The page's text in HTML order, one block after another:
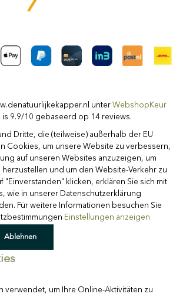
unter WebshopKeur
is 9.9/10 gebaseerd op 14 reviews.
Dritte, die (teilweise) außerhalb der EU
Cookies, um unsere Website zu verbessern,
auf unseren Websites anzuzeigen, um
herzustellen und um den Website-Verkehr zu
"Einverstanden" klicken, erklären Sie sich mit
wie in unserer Datenschutzerklärung
Für weitere Informationen besuchen Sie
Einstellungen anzeigen
Ablehnen
verwendet, um Ihre Online-Aktivitäten zu